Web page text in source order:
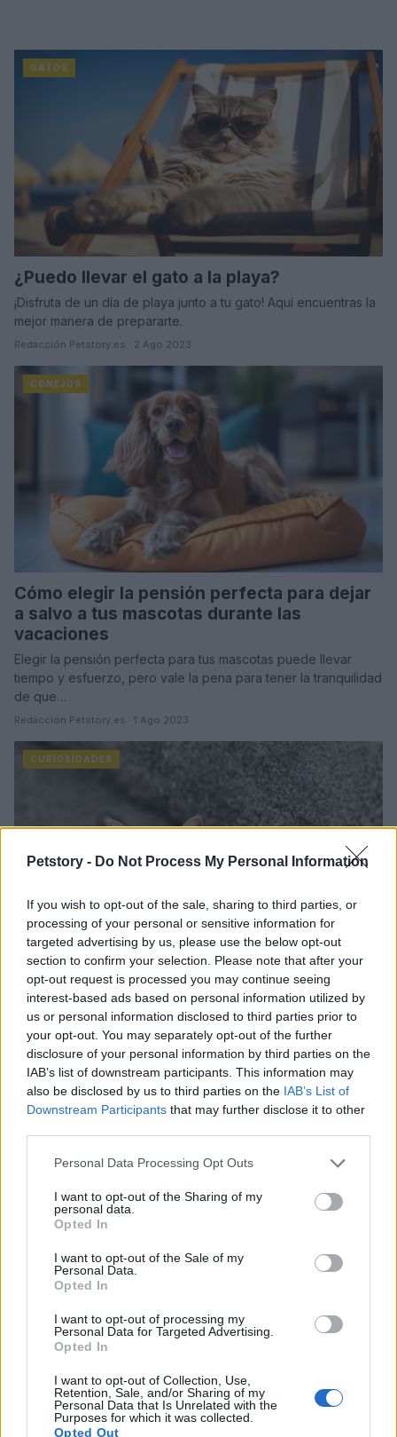
Petstory - Do Not Process My Personal Information
If you wish to opt-out of the sale, sharing to third parties, or
processing of your personal or sensitive information for
targeted advertising by us, please use the below opt-out
section to confirm your selection. Please note that after your
opt-out request is processed you may continue seeing
interest-based ads based on personal information utilized by
us or personal information disclosed to third parties prior to
your opt-out. You may separately opt-out of the further
disclosure of your personal information by third parties on the
IAB’s list of downstream participants. This information may
also be disclosed by us to third parties on the IAB’s List of
Downstream Participants that may further disclose it to other
Please note that this website/app uses one or more Google
not limited to your visit or usage behaviour. You may click to
grant or deny consent to Google and its third-party tags to
use your data for below specified purposes in below Google
consent section.
Personal Data Processing Opt Outs
I want to opt-out of the Sharing of my
personal data.
Opted In
I want to opt-out of the Sale of my
Personal Data.
Opted In
I want to opt-out of processing my
Personal Data for Targeted Advertising.
Opted In
I want to opt-out of Collection, Use,
Retention, Sale, and/or Sharing of my
Personal Data that Is Unrelated with the
Purposes for which it was collected.
Opted Out
GATOS
¿Puedo llevar el gato a la playa?
¡Disfruta de un día de playa junto a tu gato! Aquí encuentras la
mejor manera de prepararte.
Redacción Petstory.es · 2 Ago 2023
CONEJOS
Cómo elegir la pensión perfecta para dejar
a salvo a tus mascotas durante las
vacaciones
Elegir la pensión perfecta para tus mascotas puede llevar
tiempo y esfuerzo, pero vale la pena para tener la tranquilidad
de que…
Redacción Petstory.es · 1 Ago 2023
CURIOSIDADES
¿Seguro que estás preparado para tener un
animal de compañía?
Tener un animal de compañía es una decisión importante que
requiere reflexión y preparación.
Redacción Petstory.es · 31 Jul 2023
Cómo enseñar a tu gato a usar la caja de
arena
Enseñar a tu gato a usar la caja de arena es un proceso
importante para mantener la higiene de tu hogar y…